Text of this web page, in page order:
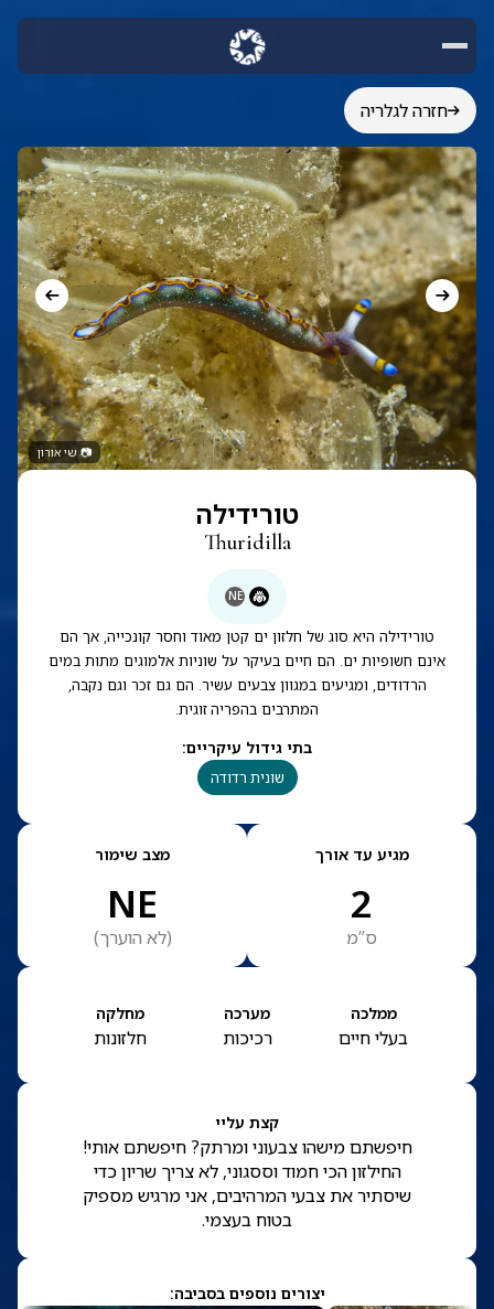
חזרה לגלריה
📷שי אורון
טורידילה
Thuridilla
NE
טורידילה היא סוג של חלזון ים קטן מאוד וחסר קונכייה, אך הם
אינם חשופיות ים. הם חיים בעיקר על שוניות אלמוגים מתות במים
הרדודים, ומגיעים במגוון צבעים עשיר. הם גם זכר וגם נקבה,
המתרבים בהפריה זוגית.
בתי גידול עיקריים:
שונית רדודה
מגיע עד אורך
2
ס”מ
מצב שימור
NE
(לא הוערך)
ממלכה
בעלי חיים
מערכה
רכיכות
מחלקה
חלזונות
קצת עליי
חיפשתם מישהו צבעוני ומרתק? חיפשתם אותי!
החילזון הכי חמוד וססגוני, לא צריך שריון כדי
שיסתיר את צבעי המרהיבים, אני מרגיש מספיק
בטוח בעצמי.
יצורים נוספים בסביבה: